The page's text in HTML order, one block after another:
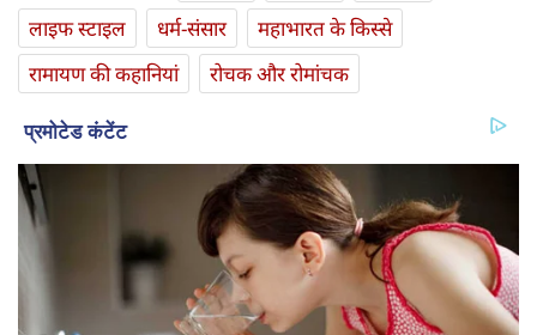
लाइफ स्‍टाइल
धर्म-संसार
महाभारत के किस्से
रामायण की कहानियां
रोचक और रोमांचक